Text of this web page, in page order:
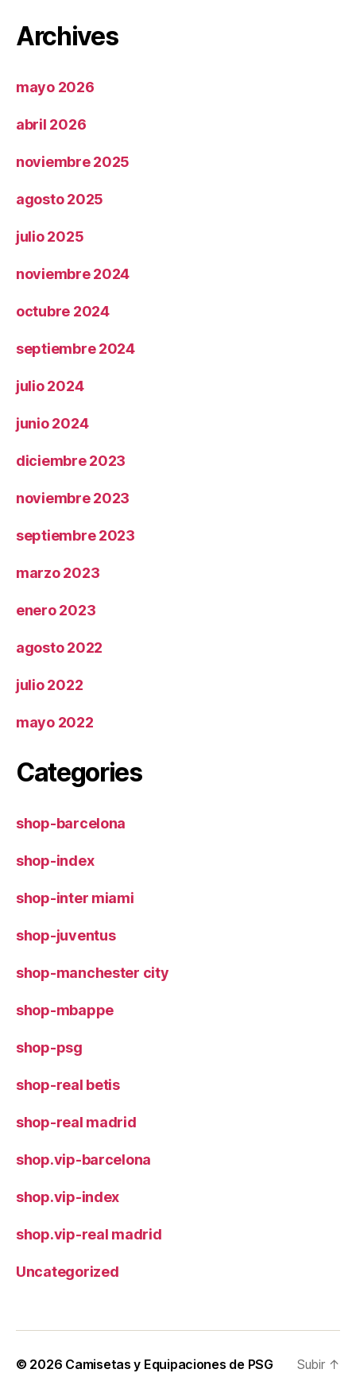
Archives
mayo 2026
abril 2026
noviembre 2025
agosto 2025
julio 2025
noviembre 2024
octubre 2024
septiembre 2024
julio 2024
junio 2024
diciembre 2023
noviembre 2023
septiembre 2023
marzo 2023
enero 2023
agosto 2022
julio 2022
mayo 2022
Categories
shop-barcelona
shop-index
shop-inter miami
shop-juventus
shop-manchester city
shop-mbappe
shop-psg
shop-real betis
shop-real madrid
shop.vip-barcelona
shop.vip-index
shop.vip-real madrid
Uncategorized
© 2026 Camisetas y Equipaciones de PSG Subir ↑